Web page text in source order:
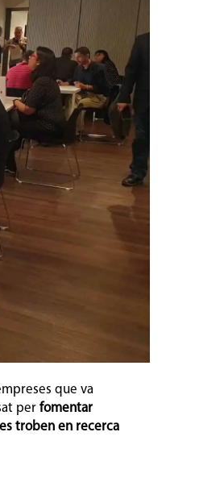
que va
perfomentar
troben en recerca